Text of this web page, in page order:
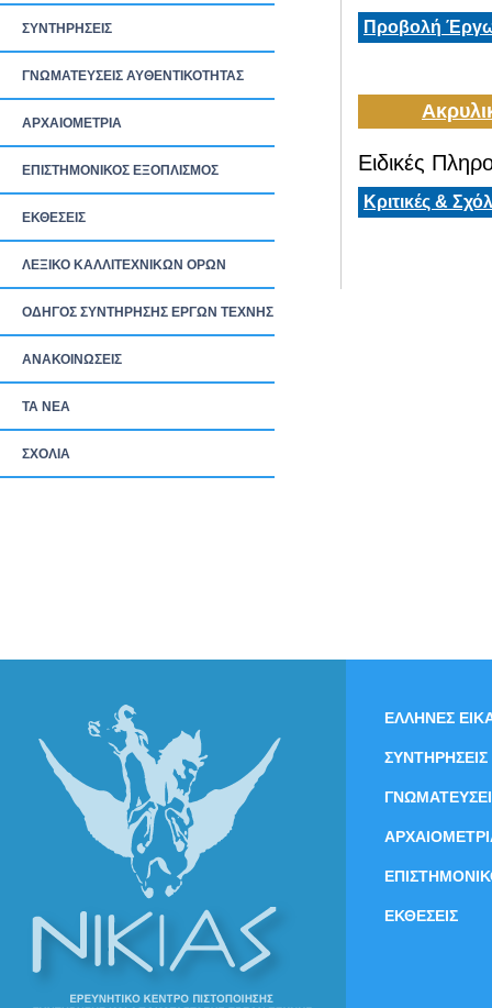
ΣΥΝΤΗΡΗΣΕΙΣ
ΓΝΩΜΑΤΕΥΣΕΙΣ ΑΥΘΕΝΤΙΚΟΤΗΤΑΣ
ΑΡΧΑΙΟΜΕΤΡΙΑ
ΕΠΙΣΤΗΜΟΝΙΚΟΣ ΕΞΟΠΛΙΣΜΟΣ
ΕΚΘΕΣΕΙΣ
ΛΕΞΙΚΟ ΚΑΛΛΙΤΕΧΝΙΚΩΝ ΟΡΩΝ
ΟΔΗΓΟΣ ΣΥΝΤΗΡΗΣΗΣ ΕΡΓΩΝ ΤΕΧΝΗΣ
ΑΝΑΚΟΙΝΩΣΕΙΣ
ΤΑ ΝEΑ
ΣΧΟΛΙΑ
Προβολή
Ειδικές
Κριτικές &
ΕΛΛΗΝΕΣ
ΣΥΝΤΗΡΗΣΕΙΣ
ΕΚΘΕΣΕΙΣ